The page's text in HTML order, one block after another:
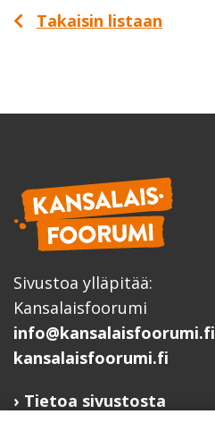
Takaisin listaan
Sivustoa ylläpitää:
Kansalaisfoorumi
info@kansalaisfoorumi.fi
kansalaisfoorumi.fi
Tietoa sivustosta